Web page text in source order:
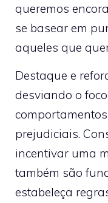
queremos
se basear em
aqueles que
Destaque e
desviando o
prejudiciais.
incentivar uma
também são
estabeleça